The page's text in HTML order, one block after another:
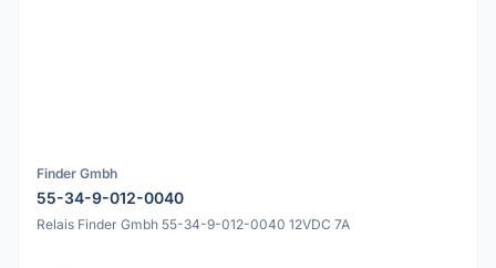
Finder Gmbh
55-34-9-012-0040
Relais Finder Gmbh 55-34-9-012-0040 12VDC 7A